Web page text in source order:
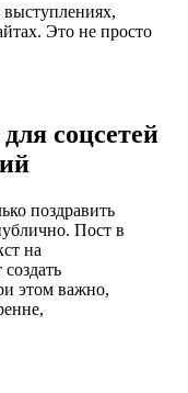
Это не просто
соцсетей
поздравить
Пост в
на
этом важно,